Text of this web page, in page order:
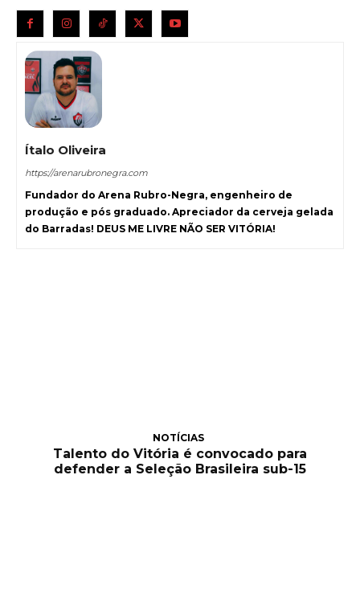
Ítalo Oliveira
https://arenarubronegra.com
Fundador do Arena Rubro-Negra, engenheiro de
produção e pós graduado. Apreciador da cerveja gelada
do Barradas! DEUS ME LIVRE NÃO SER VITÓRIA!
NOTÍCIAS
Talento do Vitória é convocado para
defender a Seleção Brasileira sub-15